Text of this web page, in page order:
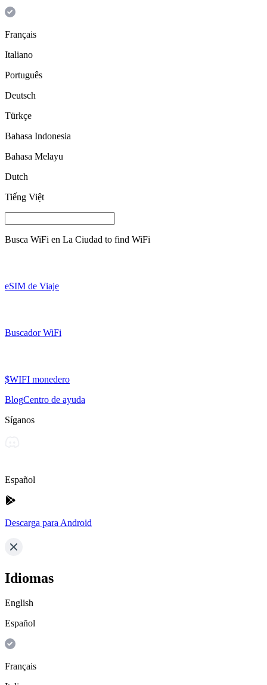
Français
Italiano
Português
Deutsch
Türkçe
Bahasa Indonesia
Bahasa Melayu
Dutch
Tiếng Việt
Busca WiFi en La Ciudad to find WiFi
eSIM de Viaje
Buscador WiFi
$WIFI monedero
BlogCentro de ayuda
Síganos
Español
Descarga para Android
Idiomas
English
Español
Français